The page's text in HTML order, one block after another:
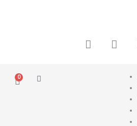
F
a
I
n
0
Carrito